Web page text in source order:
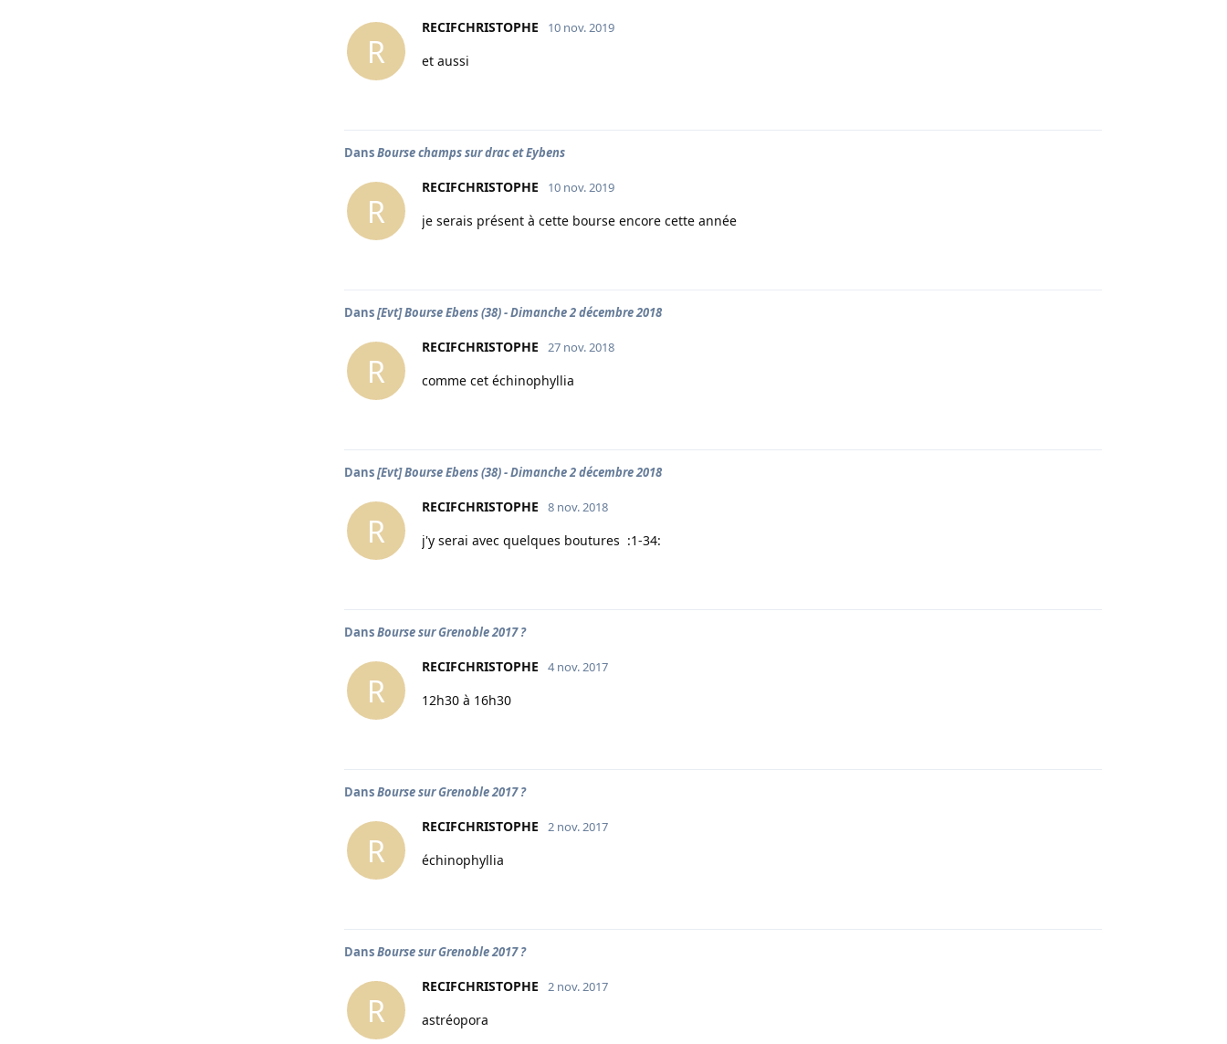
R
RECIFCHRISTOPHE 10 nov. 2019
et aussi
DansBourse champs sur drac et Eybens
R
RECIFCHRISTOPHE 10 nov. 2019
je serais présent à cette bourse encore cette année
Dans[Evt] Bourse Ebens (38) - Dimanche 2 décembre 2018
R
RECIFCHRISTOPHE 27 nov. 2018
comme cet échinophyllia
Dans[Evt] Bourse Ebens (38) - Dimanche 2 décembre 2018
R
RECIFCHRISTOPHE 8 nov. 2018
j'y serai avec quelques boutures :1-34:
DansBourse sur Grenoble 2017 ?
R
RECIFCHRISTOPHE 4 nov. 2017
12h30 à 16h30
DansBourse sur Grenoble 2017 ?
R
RECIFCHRISTOPHE 2 nov. 2017
échinophyllia
DansBourse sur Grenoble 2017 ?
R
RECIFCHRISTOPHE 2 nov. 2017
astréopora